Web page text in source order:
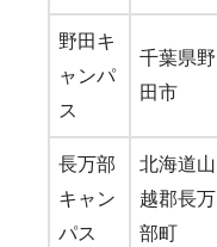
野田キ
ャンパ
ス
千葉県野
田市
長万部
キャン
パス
北海道山
越郡長万
部町